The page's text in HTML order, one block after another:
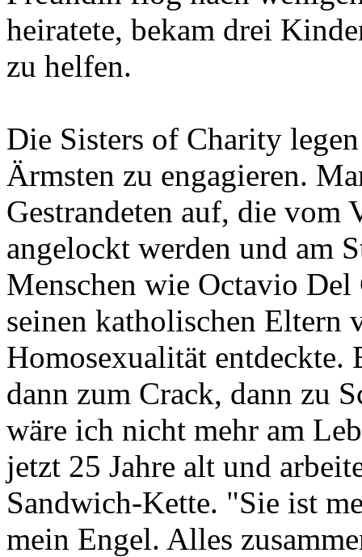
heiratete, bekam drei
zu helfen.
Die Sisters of Charity
Ärmsten zu engagieren.
Gestrandeten auf, die vom
angelockt werden und am
Menschen wie Octavio
seinen katholischen Eltern
Homosexualität entdeckte.
dann zum Crack, dann zu
wäre ich nicht mehr am
jetzt 25 Jahre alt und
Sandwich-Kette. "Sie ist
mein Engel. Alles